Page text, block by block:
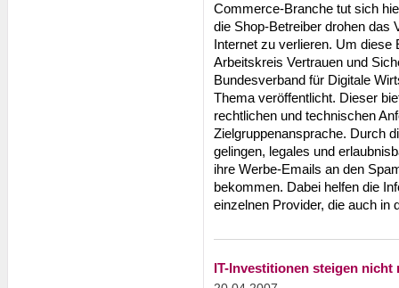
Commerce-Branche tut sich
die Shop-Betreiber drohen das
Internet zu verlieren. Um diese
Arbeitskreis Vertrauen und
Bundesverband für Digitale
Thema veröffentlicht. Dieser
rechtlichen und technischen
Zielgruppenansprache. Durch
gelingen, legales und
ihre Werbe-Emails an den
bekommen. Dabei helfen die
einzelnen Provider, die auch in
IT-Investitionen steigen nicht